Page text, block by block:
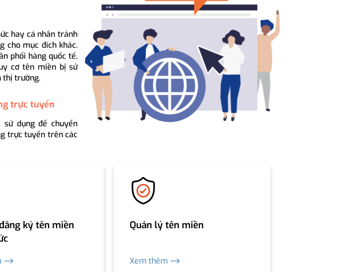
hay cá nhân tránh
cho mục đích khác.
phối hàng quốc tế,
cơ tên miền bị sử
thị trường.
trực tuyến
dụng để chuyển
trực tuyến trên các
ký tên miền
⟶
Quản lý tên miền
Xem thêm ⟶